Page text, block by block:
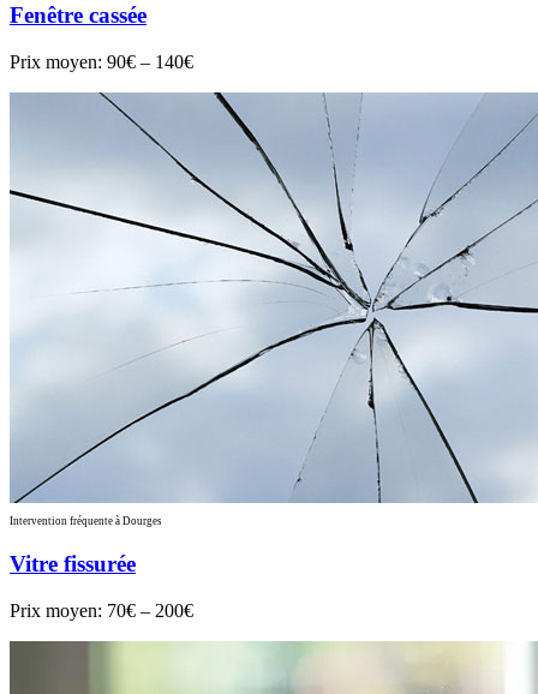
Fenêtre cassée
Prix moyen: 90€ – 140€
Intervention fréquente à Dourges
Vitre fissurée
Prix moyen: 70€ – 200€